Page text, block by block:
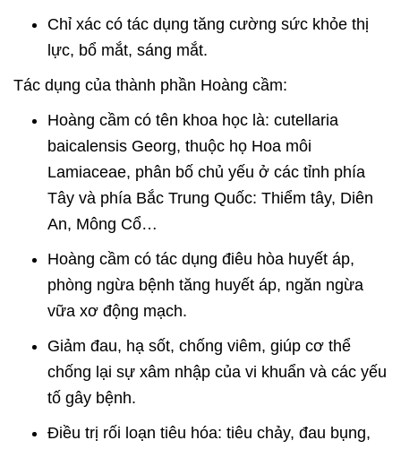
Chỉ xác có tác dụng tăng cường sức khỏe thị
lực, bổ mắt, sáng mắt.
Tác dụng của thành phần Hoàng cầm:
Hoàng cầm có tên khoa học là: cutellaria
baicalensis Georg, thuộc họ Hoa môi
Lamiaceae, phân bố chủ yếu ở các tỉnh phía
Tây và phía Bắc Trung Quốc: Thiểm tây, Diên
An, Mông Cổ…
Hoàng cầm có tác dụng điêu hòa huyết áp,
phòng ngừa bệnh tăng huyết áp, ngăn ngừa
vữa xơ động mạch.
Giảm đau, hạ sốt, chống viêm, giúp cơ thể
chống lại sự xâm nhập của vi khuẩn và các yếu
tố gây bệnh.
Điều trị rối loạn tiêu hóa: tiêu chảy, đau bụng,